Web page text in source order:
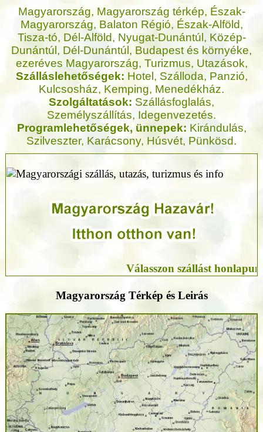
Magyarország, Magyarország térkép, Észak-
Magyarország, Balaton Régió, Észak-Alföld,
Tisza-tó, Dél-Alföld, Nyugat-Dunántúl, Közép-
Dunántúl, Dél-Dunántúl, Budapest és környéke,
ezeréves Magyarország, Turizmus, Utazások,
Szálláslehetőségek: Hotel, Szálloda, Panzió,
Kulcsosház, Kemping, Menedékház.
Szolgáltatások: Szállásfoglalás,
Személyszállítás, Idegenvezetés.
Programlehetőségek, ünnepek: Kirándulás,
Szilveszter, Karácsony, Húsvét, Pünkösd.
Válasszon szállást honlapunkon,
Magyarország Térkép és Leirás